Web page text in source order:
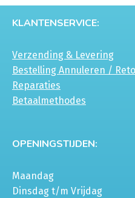
KLANTENSERVICE:
Verzending & Levering
Bestelling Annuleren /
Reparaties
Betaalmethodes
OPENINGSTIJDEN:
Maandag
Dinsdag t/m Vrijdag